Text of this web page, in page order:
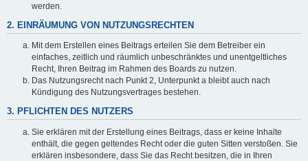
werden.
2. EINRÄUMUNG VON NUTZUNGSRECHTEN
Mit dem Erstellen eines Beitrags erteilen Sie dem Betreiber ein
einfaches, zeitlich und räumlich unbeschränktes und unentgeltliches
Recht, Ihren Beitrag im Rahmen des Boards zu nutzen.
Das Nutzungsrecht nach Punkt 2, Unterpunkt a bleibt auch nach
Kündigung des Nutzungsvertrages bestehen.
3. PFLICHTEN DES NUTZERS
Sie erklären mit der Erstellung eines Beitrags, dass er keine Inhalte
enthält, die gegen geltendes Recht oder die guten Sitten verstoßen. Sie
erklären insbesondere, dass Sie das Recht besitzen, die in Ihren